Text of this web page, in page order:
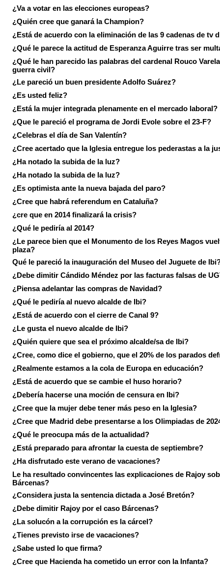
¿Va a votar en las elecciones europeas?
¿Quién cree que ganará la Champion?
¿Está de acuerdo con la eliminación de las 9 cadenas de tv
¿Qué le parece la actitud de Esperanza Aguirre tras ser
¿Qué le han parecido las palabras del cardenal Rouco
guerra civil?
¿Le pareció un buen presidente Adolfo Suárez?
¿Es usted feliz?
¿Está la mujer integrada plenamente en el mercado laboral?
¿Que le pareció el programa de Jordi Evole sobre el 23-F?
¿Celebras el día de San Valentín?
¿Cree acertado que la Iglesia entregue los pederastas a la
¿Ha notado la subida de la luz?
¿Ha notado la subida de la luz?
¿Es optimista ante la nueva bajada del paro?
¿Cree que habrá referendum en Cataluña?
¿cre que en 2014 finalizará la crisis?
¿Qué le pediría al 2014?
¿Le parece bien que el Monumento de los Reyes Magos
plaza?
Qué le pareció la inauguración del Museo del Juguete de
¿Debe dimitir Cándido Méndez por las facturas falsas de
¿Piensa adelantar las compras de Navidad?
¿Qué le pediría al nuevo alcalde de Ibi?
¿Está de acuerdo con el cierre de Canal 9?
¿Le gusta el nuevo alcalde de Ibi?
¿Quién quiere que sea el próximo alcalde/sa de Ibi?
¿Cree, como dice el gobierno, que el 20% de los parados
¿Realmente estamos a la cola de Europa en educación?
¿Está de acuerdo que se cambie el huso horario?
¿Debería hacerse una moción de censura en Ibi?
¿Cree que la mujer debe tener más peso en la Iglesia?
¿Cree que Madrid debe presentarse a los Olimpiadas de
¿Qué le preocupa más de la actualidad?
¿Está preparado para afrontar la cuesta de septiembre?
¿Ha disfrutado este verano de vacaciones?
Le ha resultado convincentes las explicaciones de Rajoy
Bárcenas?
¿Considera justa la sentencia dictada a José Bretón?
¿Debe dimitir Rajoy por el caso Bárcenas?
¿La solucón a la corrupción es la cárcel?
¿Tienes previsto irse de vacaciones?
¿Sabe usted lo que firma?
¿Cree que Hacienda ha cometido un error con la Infanta?